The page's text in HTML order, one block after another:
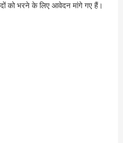
को भरने के लिए आवेदन मांगे गए हैं।